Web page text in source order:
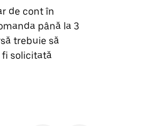
de cont în
până la 3
trebuie să
solicitată